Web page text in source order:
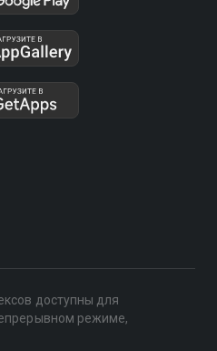
доступны для
режиме,